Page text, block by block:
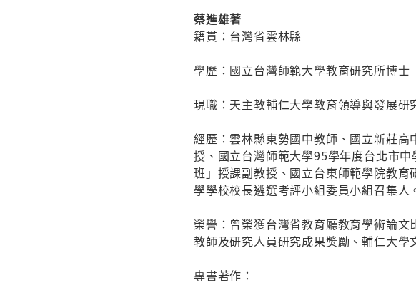
蔡進雄著
籍貫：台灣省雲林縣
學歷：國立台灣師範大學教育研究所博士
現職：天主教輔仁大學教育領導與發展研
經歷：雲林縣東勢國中教師、國立新莊
授、國立台灣師範大學95學年度台北市
班」授課副教授、國立台東師範學院教
學學校校長遴選考評小組委員小組召集人
榮譽：曾榮獲台灣省教育廳教育學術論
教師及研究人員研究成果獎勵、輔仁大學
專書著作：